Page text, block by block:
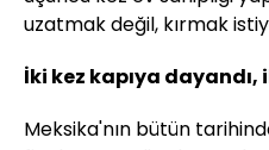
uzatmak değil, kırmak
İki kez kapıya
Meksika'nın bütün